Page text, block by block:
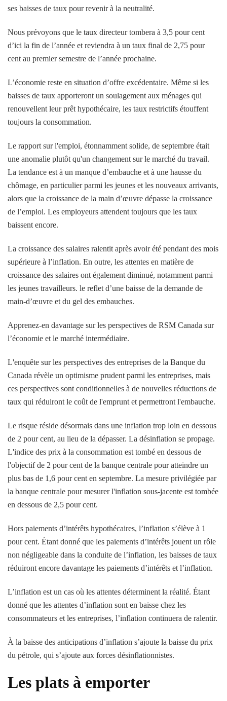
ses baisses de taux pour revenir à la neutralité.
Nous prévoyons que le taux directeur tombera à 3,5 pour cent
d’ici la fin de l’année et reviendra à un taux final de 2,75 pour
cent au premier semestre de l’année prochaine.
L’économie reste en situation d’offre excédentaire. Même si les
baisses de taux apporteront un soulagement aux ménages qui
renouvellent leur prêt hypothécaire, les taux restrictifs étouffent
toujours la consommation.
Le rapport sur l'emploi, étonnamment solide, de septembre était
une anomalie plutôt qu'un changement sur le marché du travail.
La tendance est à un manque d’embauche et à une hausse du
chômage, en particulier parmi les jeunes et les nouveaux arrivants,
alors que la croissance de la main d’œuvre dépasse la croissance
de l’emploi. Les employeurs attendent toujours que les taux
baissent encore.
La croissance des salaires ralentit après avoir été pendant des mois
supérieure à l’inflation. En outre, les attentes en matière de
croissance des salaires ont également diminué, notamment parmi
les jeunes travailleurs. le reflet d’une baisse de la demande de
main-d’œuvre et du gel des embauches.
Apprenez-en davantage sur les perspectives de RSM Canada sur
l’économie et le marché intermédiaire.
L'enquête sur les perspectives des entreprises de la Banque du
Canada révèle un optimisme prudent parmi les entreprises, mais
ces perspectives sont conditionnelles à de nouvelles réductions de
taux qui réduiront le coût de l'emprunt et permettront l'embauche.
Le risque réside désormais dans une inflation trop loin en dessous
de 2 pour cent, au lieu de la dépasser. La désinflation se propage.
L'indice des prix à la consommation est tombé en dessous de
l'objectif de 2 pour cent de la banque centrale pour atteindre un
plus bas de 1,6 pour cent en septembre. La mesure privilégiée par
la banque centrale pour mesurer l'inflation sous-jacente est tombée
en dessous de 2,5 pour cent.
Hors paiements d’intérêts hypothécaires, l’inflation s’élève à 1
pour cent. Étant donné que les paiements d’intérêts jouent un rôle
non négligeable dans la conduite de l’inflation, les baisses de taux
réduiront encore davantage les paiements d’intérêts et l’inflation.
L’inflation est un cas où les attentes déterminent la réalité. Étant
donné que les attentes d’inflation sont en baisse chez les
consommateurs et les entreprises, l’inflation continuera de ralentir.
À la baisse des anticipations d’inflation s’ajoute la baisse du prix
du pétrole, qui s’ajoute aux forces désinflationnistes.
Les plats à emporter